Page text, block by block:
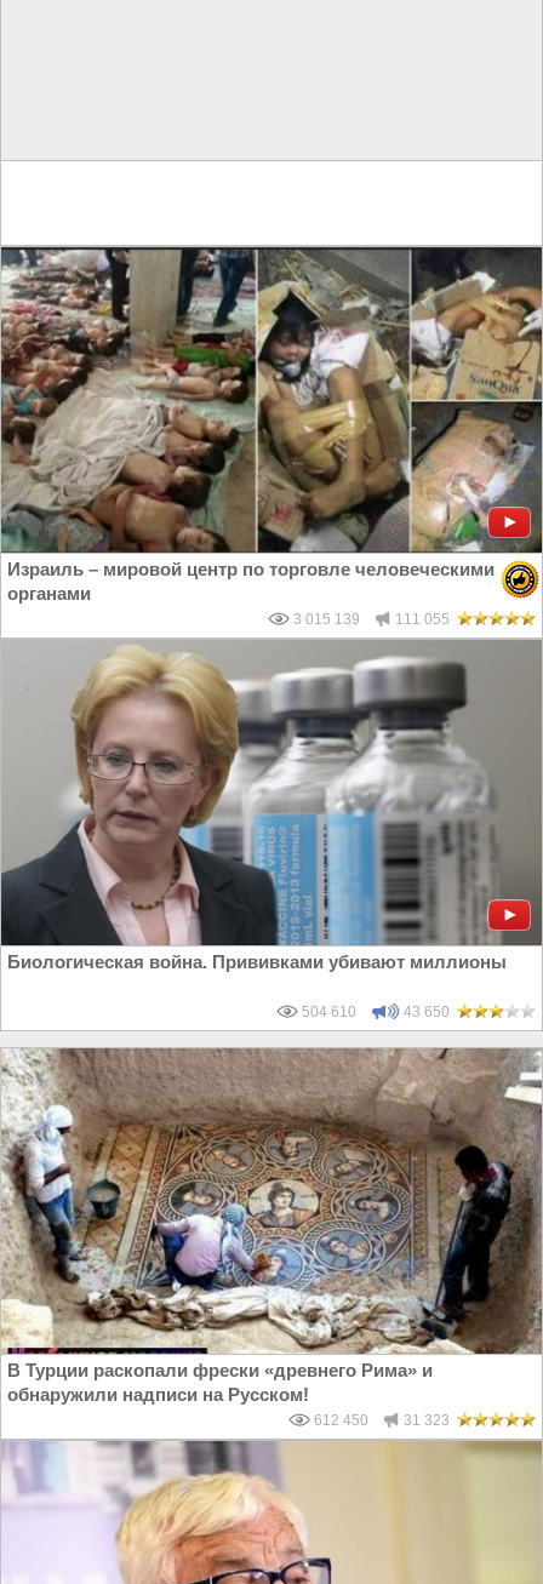
Израиль – мировой центр по торговле человеческими
органами
3 015 139 111 055
Биологическая война. Прививками убивают миллионы
504 610 43 650
В Турции раскопали фрески «древнего Рима» и
обнаружили надписи на Русском!
612 450 31 323